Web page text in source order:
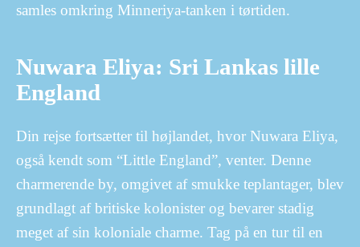
samles omkring Minneriya-tanken i tørtiden.
Nuwara Eliya: Sri Lankas lille
England
Din rejse fortsætter til højlandet, hvor Nuwara Eliya,
også kendt som “Little England”, venter. Denne
charmerende by, omgivet af smukke teplantager, blev
grundlagt af britiske kolonister og bevarer stadig
meget af sin koloniale charme. Tag på en tur til en